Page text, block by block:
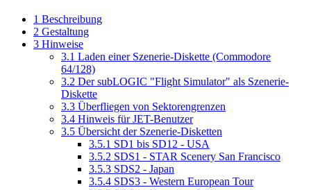
1 Beschreibung
2 Gestaltung
3 Hinweise
3.1 Laden einer Szenerie-Diskette (Commodore
64/128)
3.2 Der subLOGIC "Flight Simulator" als Szenerie-
Diskette
3.3 Überfliegen von Sektorengrenzen
3.4 Hinweis für JET-Benutzer
3.5 Übersicht der Szenerie-Disketten
3.5.1 SD1 bis SD12 - USA
3.5.2 SDS1 - STAR Scenery San Francisco
3.5.3 SDS2 - Japan
3.5.4 SDS3 - Western European Tour